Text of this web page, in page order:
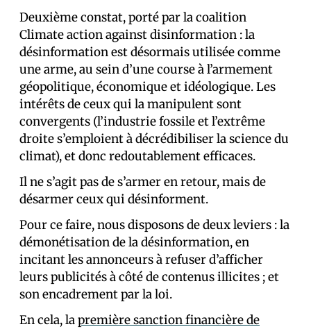
Deuxième constat, porté par la coalition
Climate action against disinformation : la
désinformation est désormais utilisée comme
une arme, au sein d’une course à l’armement
géopolitique, économique et idéologique. Les
intérêts de ceux qui la manipulent sont
convergents (l’industrie fossile et l’extrême
droite s’emploient à décrédibiliser la science du
climat), et donc redoutablement efficaces.
Il ne s’agit pas de s’armer en retour, mais de
désarmer ceux qui désinforment.
Pour ce faire, nous disposons de deux leviers : la
démonétisation de la désinformation, en
incitant les annonceurs à refuser d’afficher
leurs publicités à côté de contenus illicites ; et
son encadrement par la loi.
En cela, lapremière sanction financière de